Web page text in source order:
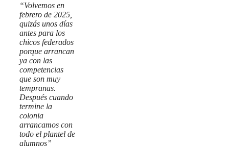
“Volvemos en
febrero de 2025,
quizás unos días
antes para los
chicos federados
porque arrancan
ya con las
competencias
que son muy
tempranas.
Después cuando
termine la
colonia
arrancamos con
todo el plantel de
alumnos”